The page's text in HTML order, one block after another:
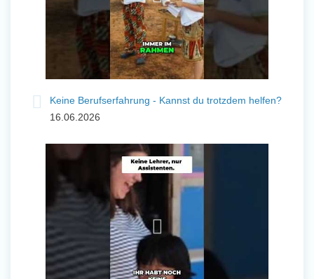
Keine Berufserfahrung - Kannst du trotzdem helfen?
16.06.2026